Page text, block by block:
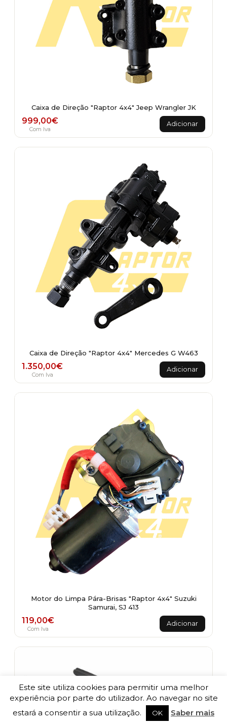
Caixa de Direção "Raptor 4x4" Jeep Wrangler JK
999,00€
Com Iva
Adicionar
Caixa de Direção "Raptor 4x4" Mercedes G W463
1.350,00€
Com Iva
Adicionar
Motor do Limpa Pára-Brisas "Raptor 4x4" Suzuki
Samurai, SJ 413
119,00€
Com Iva
Adicionar
Este site utiliza cookies para permitir uma melhor
experiência por parte do utilizador. Ao navegar no site
estará a consentir a sua utilização.
OK Saber mais